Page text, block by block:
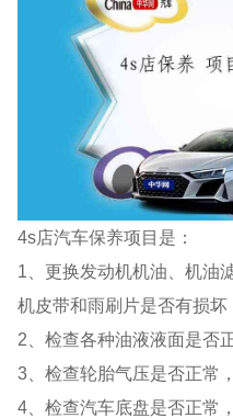
4s店汽车保养项目是：
1、更换发动机机油、机油
机皮带和雨刷片是否有损坏
2、检查各种油液液面是否
3、检查轮胎气压是否正常
4、检查汽车底盘是否正常